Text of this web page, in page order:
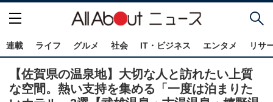
連載 ライフ グルメ 社会 IT・ビジネス エンタメ リサ
【佐賀県の温泉地】大切な人と訪れたい上質
な空間。熱い支持を集める「一度は泊まりた